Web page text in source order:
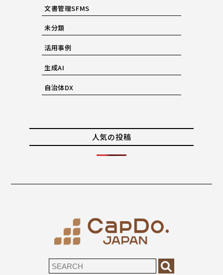
文書管理SFMS
未分類
活用事例
生成AI
自治体DX
人気の投稿